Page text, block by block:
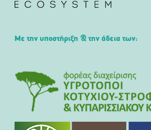
Με την υποστήριξη & την άδεια των: